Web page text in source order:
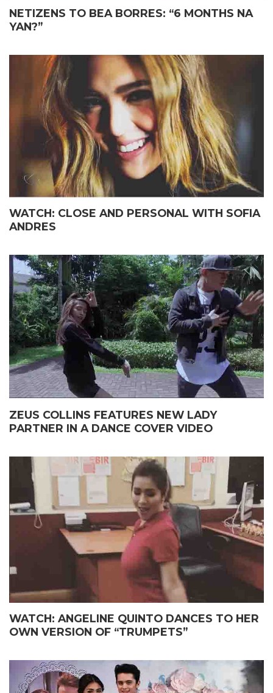
NETIZENS TO BEA BORRES: “6 MONTHS NA
YAN?”
WATCH: CLOSE AND PERSONAL WITH SOFIA
ANDRES
ZEUS COLLINS FEATURES NEW LADY
PARTNER IN A DANCE COVER VIDEO
WATCH: ANGELINE QUINTO DANCES TO HER
OWN VERSION OF “TRUMPETS”